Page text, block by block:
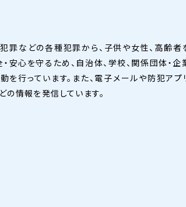
罪などの各種犯罪から、子供や女性、高齢者
安心を守るため、自治体、学校、関係団体・企
を行っています。また、電子メールや防犯アプ
の情報を発信しています。